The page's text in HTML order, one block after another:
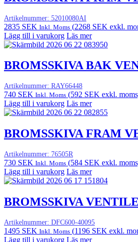
Artikelnummer: 52010080AI
2835 SEK Inkl. Moms (2268 SEK exkl.
Lägg till i varukorg Läs mer
BROMSSKIVA BAK
Artikelnummer: RAY66448
740 SEK Inkl. Moms (592 SEK exkl.
Lägg till i varukorg Läs mer
BROMSSKIVA FRAM
Artikelnummer: 76505R
730 SEK Inkl. Moms (584 SEK exkl.
Lägg till i varukorg Läs mer
BROMSSKIVA
Artikelnummer: DFC600-40095
1495 SEK Inkl. Moms (1196 SEK exkl.
Lägg till i varukorg Läs mer